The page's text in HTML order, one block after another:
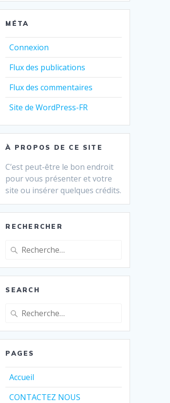
MÉTA
Connexion
Flux des publications
Flux des commentaires
Site de WordPress-FR
À PROPOS DE CE SITE
C’est peut-être le bon endroit
pour vous présenter et votre
site ou insérer quelques crédits.
RECHERCHER
Recherche
pour
:
SEARCH
Recherche
pour
:
PAGES
Accueil
CONTACTEZ NOUS